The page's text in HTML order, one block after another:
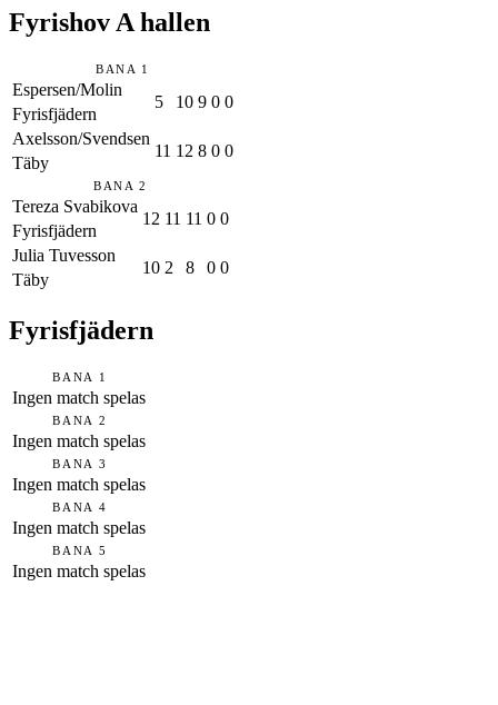
Fyrishov A hallen
BANA 1
Espersen/Molin
5 10 9 0 0
Fyrisfjädern
Axelsson/Svendsen
11 12 8 0 0
Täby
BANA 2
Tereza Svabikova
12 11 11 0 0
Fyrisfjädern
Julia Tuvesson
10 2 8 0 0
Täby
Fyrisfjädern
BANA 1
Ingen match spelas
BANA 2
Ingen match spelas
BANA 3
Ingen match spelas
BANA 4
Ingen match spelas
BANA 5
Ingen match spelas